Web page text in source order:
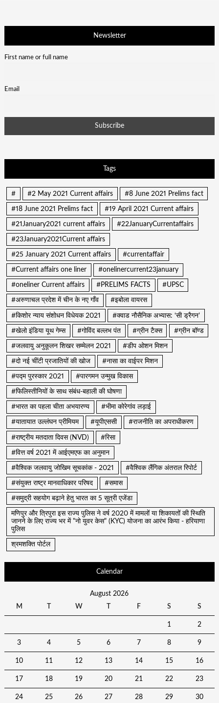
Newsletter
First name or full name
Email
Tags
# #2 May 2021 Current affairs #8 June 2021 Prelims fact
#18 June 2021 Prelims fact #19 April 2021 Current affairs
#21January2021 current affairs #22JanuaryCurrentaffairs
#23January2021Current affairs
#25 January 2021 Current affairs #currentaffair
#Current affairs one liner #onelinercurrent23january
#oneliner Current affairs #PRELIMS FACTS #UPSC
#अरुणाचल प्रदेश में चीन के नए गाँव #इबोला वायरस
#किशोर न्याय संशोधन विधेयक 2021 #क्वाड नौसैनिक अभ्यास: ‘सी ड्रैगन’
#खेलो इंडिया यूथ गेम्स #गोविंद बल्लभ पंत #ग्रीन टैक्स #ग्रीन बॉण्ड
#जलवायु अनुकूलन शिखर सम्मेलन 2021 #डीप ओशन मिशन
#दो नई चींटी प्रजातियों की खोज #नासा का वाईपर मिशन
#पद्म पुरस्कार 2021 #पारगमन उन्मुख विकास
#फिलिस्तीनियों के साथ संबंध-बहाली की घोषणा
#भारत का पहला चीता अभयारण्य #भीमा कोरेगांव लड़ाई
#यातायात उल्लंघन प्रीमियम #यूपीएससी #राजनीति का अपराधीकरण
#राष्ट्रीय मतदाता दिवस (NVD) #रिसा
#वित्त वर्ष 2021 में आईएमएफ का अनुमान
#वैश्विक जलवायु जोखिम सूचकांक - 2021 #वैश्विक लैंगिक अंतराल रिपोर्ट
#संयुक्त राष्ट्र मानवाधिकार परिषद #समास
#समुद्री सहयोग बढ़ाने हेतु भारत का 5 सूत्री एजेंडा
मणिपुर और त्रिपुरा इस राज्य पुलिस ने वर्ष 2020 में मामलों या शिकायतों की स्थिति
जानने के लिए राज्य भर में "नो युवर केस" (KYC) योजना का आरंभ किया - हरियाणा
पुलिस
श्रमशक्ति पोर्टल
Calendar
August 2026
M
W F S S
1 2
3 4 5 6 7 8 9
10 11 12 13 14 15 16
17 18 19 20 21 22 23
24 25 26 27 28 29 30